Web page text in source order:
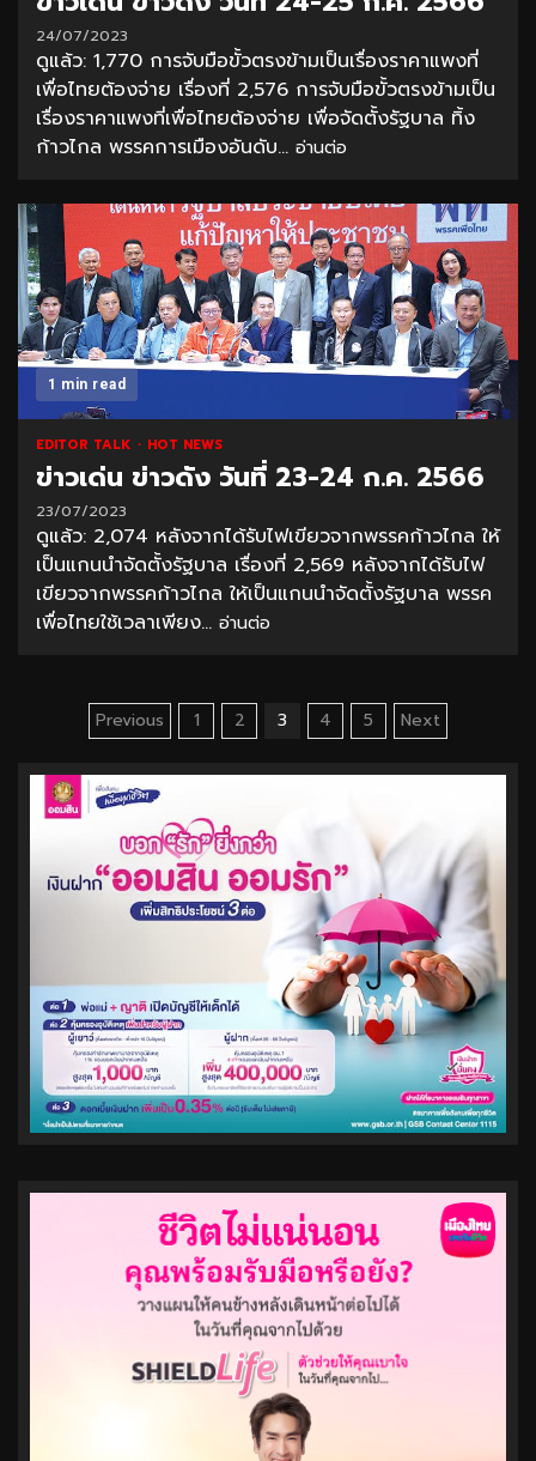
24/07/2023
ดูแล้ว: 1,770 การจับมือขั้วตรงข้ามเป็นเรื่องราคาแพงที่
เพื่อไทยต้องจ่าย เรื่องที่ 2,576 การจับมือขั้วตรงข้ามเป็น
เรื่องราคาแพงที่เพื่อไทยต้องจ่าย เพื่อจัดตั้งรัฐบาล ทิ้ง
ก้าวไกล พรรคการเมืองอันดับ... อ่านต่อ
1 min read
EDITOR TALK HOT NEWS
ข่าวเด่น ข่าวดัง วันที่ 23-24 ก.ค. 2566
23/07/2023
ดูแล้ว: 2,074 หลังจากได้รับไฟเขียวจากพรรคก้าวไกล ให้
เป็นแกนนำจัดตั้งรัฐบาล เรื่องที่ 2,569 หลังจากได้รับไฟ
เขียวจากพรรคก้าวไกล ให้เป็นแกนนำจัดตั้งรัฐบาล พรรค
เพื่อไทยใช้เวลาเพียง... อ่านต่อ
Posts
pagination
Previous 1 2 3 4 5 Next